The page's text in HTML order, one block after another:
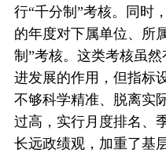
行“千分制”考核。同时
的年度对下属单位、所
制”考核。这类考核虽
进发展的作用，但指标
不够科学精准、脱离实
过高，实行月度排名、
长远政绩观，加重了基